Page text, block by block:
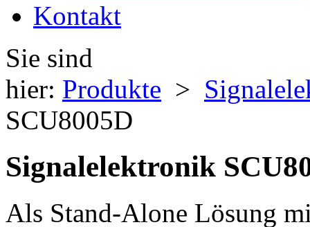
Kontakt
Sie sind
hier: Produkte >
SCU8005D
Signalelektronik
Als Stand-Alone Lösung